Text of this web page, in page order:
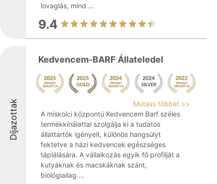
lovaglás, mind ...
9.4
Díjazottak
Kedvencem-BARF Állateledel
Mutass többet >>
A miskolci központú Kedvencem Barf széles
termékkínálattal szolgálja ki a tudatos
állattartók igényeit, különös hangsúlyt
fektetve a házi kedvencek egészséges
táplálására. A vállalkozás egyik fő profilját a
kutyáknak és macskáknak szánt,
biológiailag ...